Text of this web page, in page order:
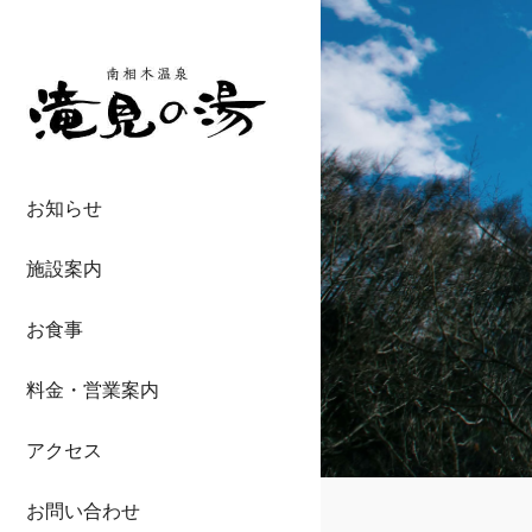
お知らせ
施設案内
お食事
料金・営業案内
アクセス
お問い合わせ